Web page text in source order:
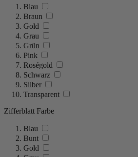
Blau
Braun
Gold
Grau
Grün
Pink
Roségold
Schwarz
Silber
Transparent
Zifferblatt Farbe
Blau
Bunt
Gold